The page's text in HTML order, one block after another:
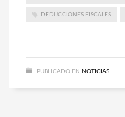
DEDUCCIONES FISCALES
PUBLICADO EN NOTICIAS